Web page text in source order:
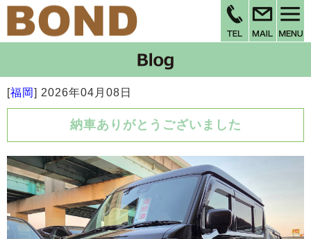
[福岡] 2026年04月08日
納車ありがとうございました